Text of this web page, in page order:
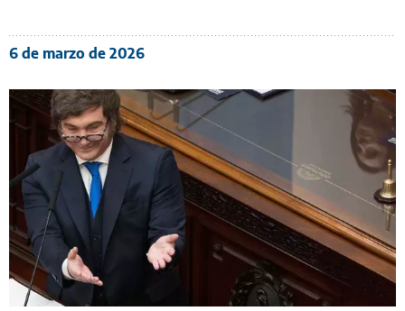
6 de marzo de 2026